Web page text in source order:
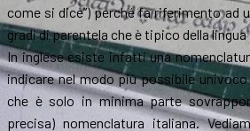
come si dice”) perché fa riferimento ad
gradi di parentela che è tipico della lingua
In inglese esiste infatti una
indicare nel modo più possibile
che è solo in minima parte
precisa) nomenclatura italiana.